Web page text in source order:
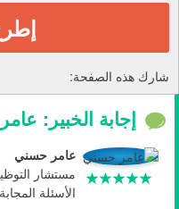
شارك هذه الصفحة:
إجابة الخبير:
عامر حسني
مستشار
الأسئلة المجابة 64031 | نسبة الرضا 98.6%